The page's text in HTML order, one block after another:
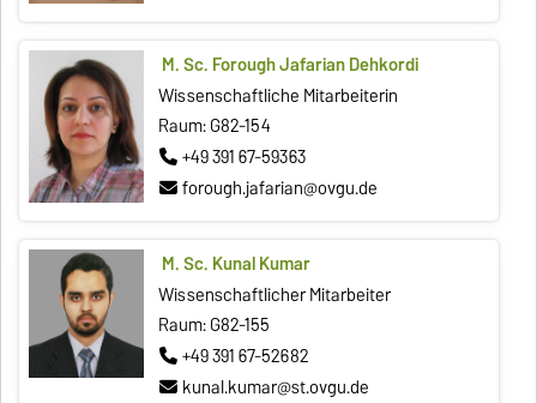
M. Sc. Forough Jafarian Dehkordi
Wissenschaftliche Mitarbeiterin
Raum: G82-154
+49 391 67-59363
forough.jafarian@ovgu.de
M. Sc. Kunal Kumar
Wissenschaftlicher Mitarbeiter
Raum: G82-155
+49 391 67-52682
kunal.kumar@st.ovgu.de